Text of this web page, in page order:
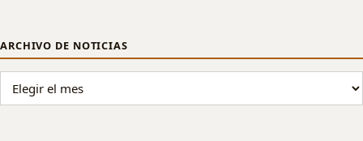
ARCHIVO DE NOTICIAS
ARCHIVO DE NOTICIAS